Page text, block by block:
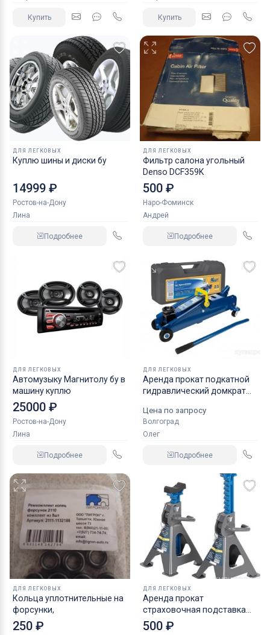
Купить Купить
ДЛЯ ЛЕГКОВЫХ
Куплю шины и диски бу
14999 ₽
Ростов-на-Дону
Лина
Подробнее
ДЛЯ ЛЕГКОВЫХ
Фильтр салона угольный
Denso DCF359K
500 ₽
Наро-Фоминск
Андрей
Подробнее
ДЛЯ ЛЕГКОВЫХ
Автомузыку Магнитолу бу в
машину куплю
25000 ₽
Ростов-на-Дону
Лина
Подробнее
ДЛЯ ЛЕГКОВЫХ
Аренда прокат подкатной
гидравлический домкрат
Цена по запросу
Волгоград
Олег
Подробнее
ДЛЯ ЛЕГКОВЫХ
Кольца уплотнительные на
форсунки,
250 ₽
ДЛЯ ЛЕГКОВЫХ
Аренда прокат
страховочная подставка
NORDBERG 2 т
500 ₽